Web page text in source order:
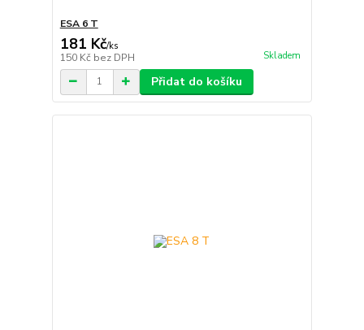
ESA 6 T
181 Kč/ks
150 Kč bez DPH Skladem
Přidat do košíku